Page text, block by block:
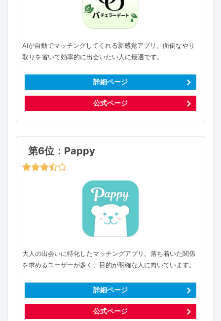
AIが自動でマッチングしてくれる新感覚アプリ。面倒なやり
取りを省いて効率的に出会いたい人に最適です。
詳細ページ
公式ページ
第6位：Pappy
大人の出会いに特化したマッチングアプリ。落ち着いた関係
を求めるユーザーが多く、目的が明確な人に向いています。
詳細ページ
公式ページ